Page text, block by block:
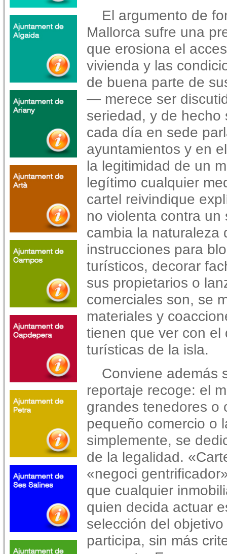
El argumento de
Mallorca sufre una
que erosiona el
vivienda y las
de buena parte de
— merece ser
seriedad, y de hecho
cada día en sede
ayuntamientos y en
la legitimidad de un
legítimo cualquier
cartel reivindique
no violenta contra
cambia la naturaleza
instrucciones para
turísticos, decorar
sus propietarios o
comerciales son, se
materiales y
tienen que ver con
turísticas de la isla.
Conviene además
reportaje recoge: el
grandes tenedores o
pequeño comercio o
simplemente, se
de la legalidad.
«negoci
que cualquier
quien decida actuar
selección del
participa, sin más